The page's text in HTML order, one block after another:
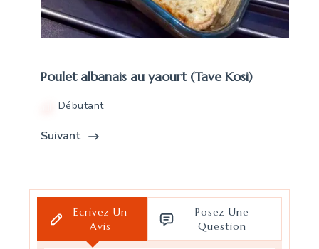
Poulet albanais au yaourt (Tave Kosi)
Débutant
Suivant
Ecrivez Un
Avis
Posez Une
Question